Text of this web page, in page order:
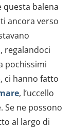
questa balena
ancora verso
regalandoci
pochissimi
ci hanno fatto
, l’uccello
Se ne possono
al largo di